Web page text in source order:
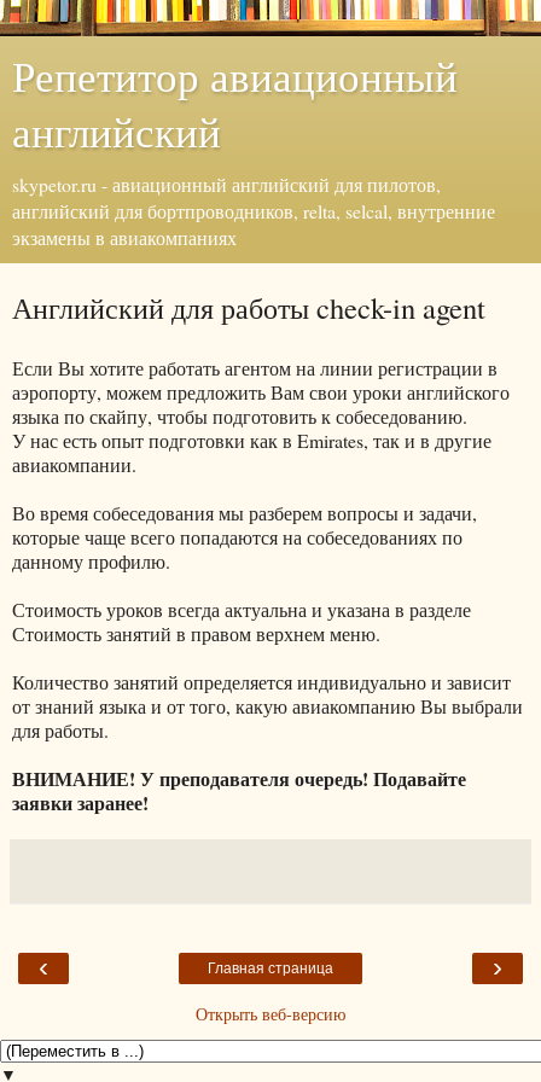
Репетитор авиационный
английский
skypetor.ru - авиационный английский для пилотов,
английский для бортпроводников, relta, selcal, внутренние
экзамены в авиакомпаниях
Английский для работы check-in agent
Если Вы хотите работать агентом на линии регистрации в
аэропорту, можем предложить Вам свои уроки английского
языка по скайпу, чтобы подготовить к собеседованию.
У нас есть опыт подготовки как в Emirates, так и в другие
авиакомпании.
Во время собеседования мы разберем вопросы и задачи,
которые чаще всего попадаются на собеседованиях по
данному профилю.
Стоимость уроков всегда актуальна и указана в разделе
Стоимость занятий в правом верхнем меню.
Количество занятий определяется индивидуально и зависит
от знаний языка и от того, какую авиакомпанию Вы выбрали
для работы.
ВНИМАНИЕ! У преподавателя очередь! Подавайте
заявки заранее!
‹ ›
Главная страница
Открыть веб-версию
▼